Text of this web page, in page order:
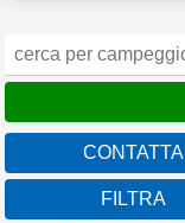
CONTATTA
FILTRA